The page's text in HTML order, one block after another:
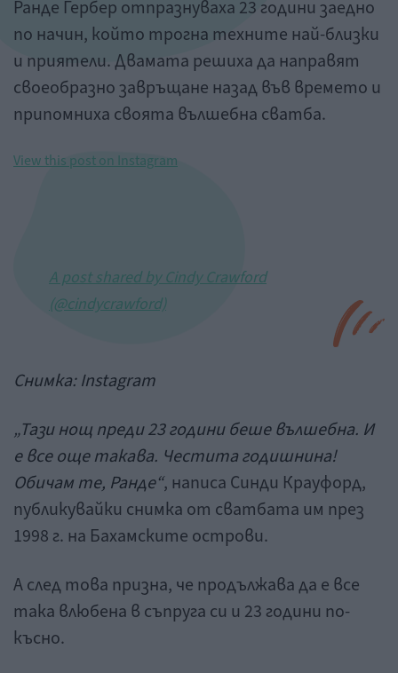
Ранде Гербер отпразнуваха 23 години заедно
по начин, който трогна техните най-близки
и приятели. Двамата решиха да направят
своеобразно завръщане назад във времето и
припомниха своята вълшебна сватба.
View this post on Instagram
A post shared by Cindy Crawford
(@cindycrawford)
Снимка:Instagram
„Тази нощ преди 23 години беше вълшебна. И
е все още такава. Честита годишнина!
Обичам те, Ранде“, написа Синди Крауфорд,
публикувайки снимка от сватбата им през
1998 г. на Бахамските острови.
А след това призна, че продължава да е все
така влюбена в съпруга си и 23 години по-
късно.